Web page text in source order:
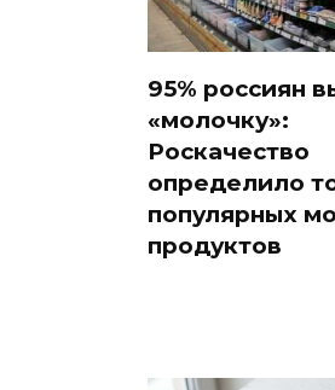
95% россиян
«молочку»:
Роскачество
определило
популярных
продуктов